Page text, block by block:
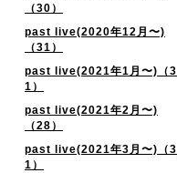
（30）
past live(2020年12月〜)
（31）
past live(2021年1月〜)（3
1）
past live(2021年2月〜)
（28）
past live(2021年3月〜)（3
1）